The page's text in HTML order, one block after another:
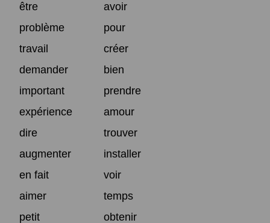
être
avoir
problème
pour
travail
créer
demander
bien
important
prendre
expérience
amour
dire
trouver
augmenter
installer
en fait
voir
aimer
temps
petit
obtenir